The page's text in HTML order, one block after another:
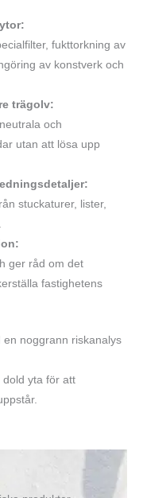
fukttorkning av
av konstverk och
trägolv:
och
utan att lösa upp
stuckaturer, lister,
ger råd om det
fastighetens
en noggrann riskanalys
yta för att